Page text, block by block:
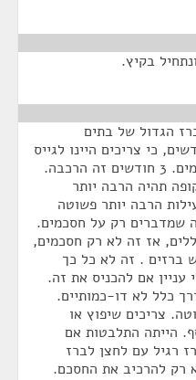
בקיץ.
הגדול של בתים
ההתארגנות הייתה 5 חודשים, כי צריכים היינו לגייס
צוותים, צריכים היינו להביא חסכמים. 3 חודשים זה הרכבה.
תהיה הרבה יותר
הרבה יותר פשוטה
שמדברים רק על חסכמים.
אז זה לא רק חסכמים,
ברזים . זה לא כל כך
עניין אם להכניס את זה.
כלל לא דו-כמותיים.
צריכים שיפוץ או
הייתה התלבטות אם
רגיל עם לחצן לברז
רק להרכיב את החסכם.